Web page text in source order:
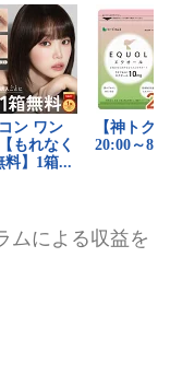
ムによる収益を